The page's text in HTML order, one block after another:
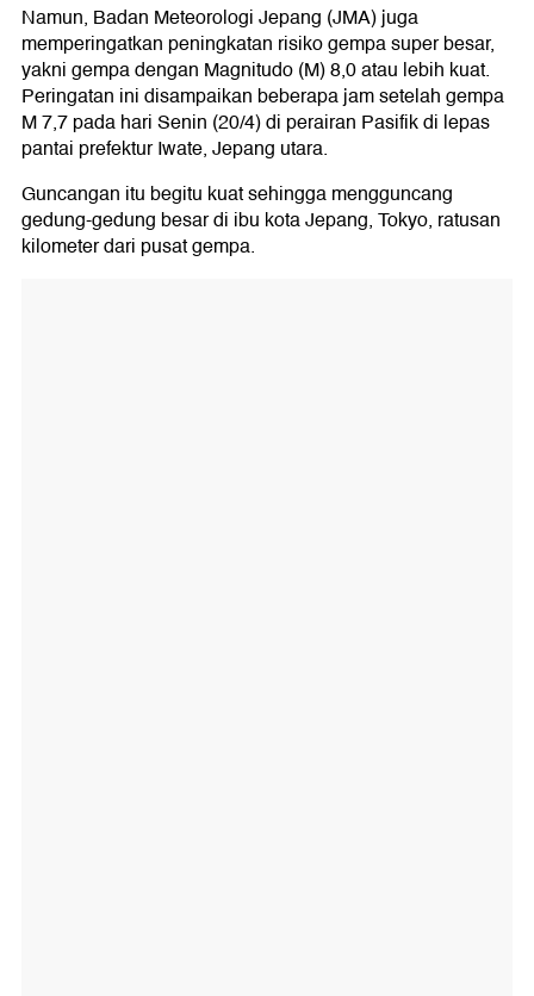
Namun, Badan Meteorologi Jepang (JMA) juga
memperingatkan peningkatan risiko gempa super besar,
yakni gempa dengan Magnitudo (M) 8,0 atau lebih kuat.
Peringatan ini disampaikan beberapa jam setelah gempa
M 7,7 pada hari Senin (20/4) di perairan Pasifik di lepas
pantai prefektur Iwate, Jepang utara.
Guncangan itu begitu kuat sehingga mengguncang
gedung-gedung besar di ibu kota Jepang, Tokyo, ratusan
kilometer dari pusat gempa.